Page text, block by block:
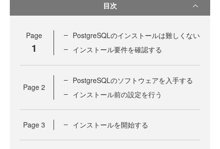
目次
Page
1
PostgreSQLのインストールは難しくない
インストール要件を確認する
Page 2
PostgreSQLのソフトウェアを入手する
インストール前の設定を行う
Page 3 インストールを開始する